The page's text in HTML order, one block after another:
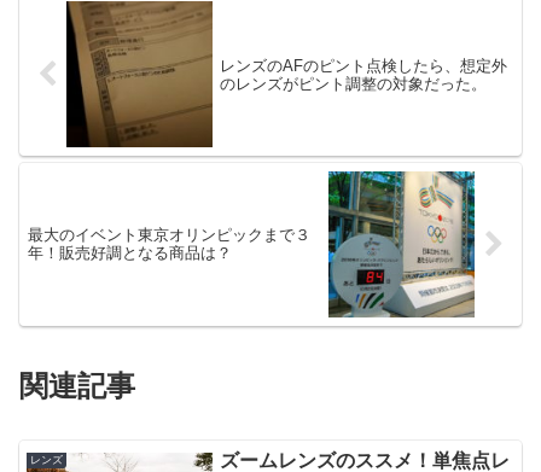
レンズのAFのピント点検したら、想定外
のレンズがピント調整の対象だった。
最大のイベント東京オリンピックまで３
年！販売好調となる商品は？
関連記事
レンズ
ズームレンズのススメ！単焦点レ